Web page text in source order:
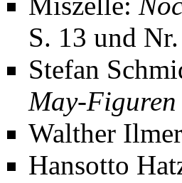
S. 13 und
Stefan
May-
Walther Ilmer
Hansotto